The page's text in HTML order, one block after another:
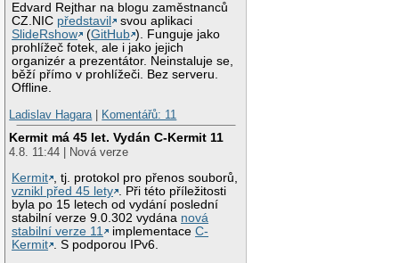
Edvard Rejthar na blogu zaměstnanců
CZ.NIC představil
svou aplikaci
SlideRshow
(GitHub ). Funguje jako
prohlížeč fotek, ale i jako jejich
organizér a prezentátor. Neinstaluje se,
běží přímo v prohlížeči. Bez serveru.
Offline.
Ladislav Hagara | Komentářů: 11
Kermit má 45 let. Vydán C-Kermit 11
4.8. 11:44 | Nová verze
Kermit , tj. protokol pro přenos souborů,
vznikl před 45 lety . Při této příležitosti
byla po 15 letech od vydání poslední
stabilní verze 9.0.302 vydána nová
stabilní verze 11
implementaceC-
Kermit . S podporou IPv6.